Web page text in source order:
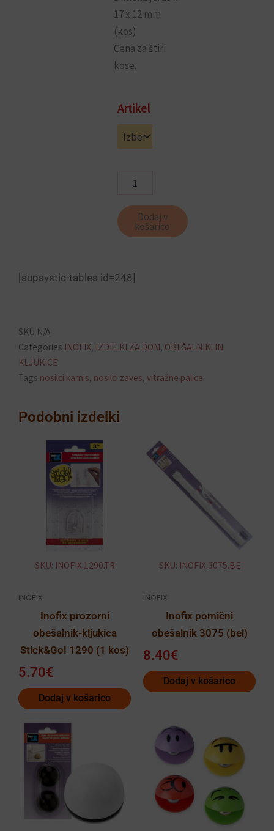
17 x 12 mm
(kos)
Cena za štiri
kose.
Artikel
Inofix
nosilci
za
vitražne
Dodaj v
košarico
[supsystic-tables id=248]
SKU N/A
Categories INOFIX, IZDELKI ZA DOM, OBEŠALNIKI IN
KLJUKICE
Tags nosilci karnis, nosilci zaves, vitražne palice
Podobni izdelki
SKU: INOFIX.1290.TR
INOFIX
Inofix prozorni
obešalnik-kljukica
Stick&Go! 1290 (1 kos)
5.70€
Dodaj v košarico
SKU: INOFIX.3075.BE
INOFIX
Inofix pomični
obešalnik 3075 (bel)
8.40€
Dodaj v košarico
5.50€
Ta
izdelek
ima
različic.
Možnosti